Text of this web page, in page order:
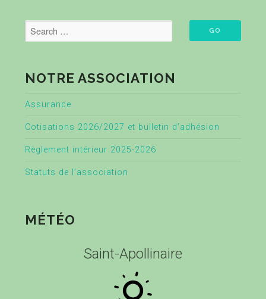
NOTRE ASSOCIATION
Assurance
Cotisations 2026/2027 et bulletin d’adhésion
Règlement intérieur 2025-2026
Statuts de l’association
MÉTÉO
Saint-Apollinaire